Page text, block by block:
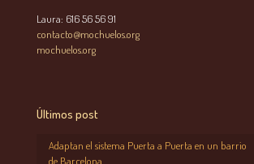
Laura: 616 56 56 91
contacto@mochuelos.org
mochuelos.org
Últimos post
Adaptan el sistema Puerta a Puerta en un barrio
de Barcelona